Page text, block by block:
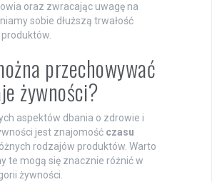
oraz zwracając uwagę na
sobie dłuższą trwałość
przechowywać
żywności?
aspektów dbania o zdrowie i
jest znajomość czasu
rodzajów produktów. Warto
te mogą się znacznie różnić w
żywności.